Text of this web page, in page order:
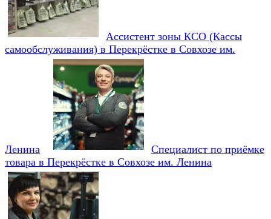
Ассистент зоны КСО (Кассы
самообслуживания) в Перекрёстке в Совхозе им.
Ленина
Специалист по приёмке
товара в Перекрёстке в Совхозе им. Ленина